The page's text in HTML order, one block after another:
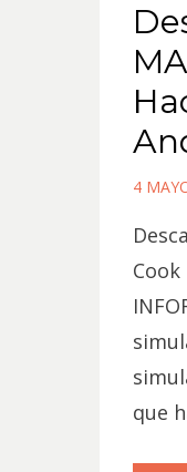
4
que